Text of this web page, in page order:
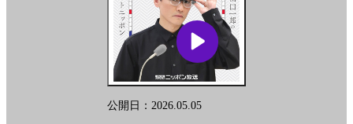
公開日：2026.05.05